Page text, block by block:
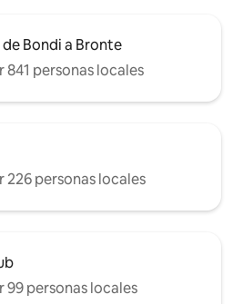
Bondi a Bronte
personas locales
personas locales
personas locales